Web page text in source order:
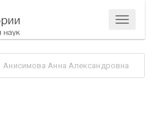
Меню
Анисимова Анна Александровна